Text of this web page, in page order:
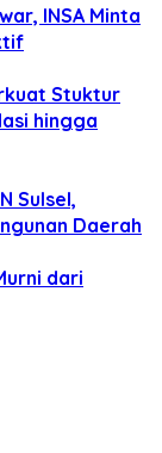
INSA Minta
Stuktur
hingga
Sulsel,
Daerah
dari